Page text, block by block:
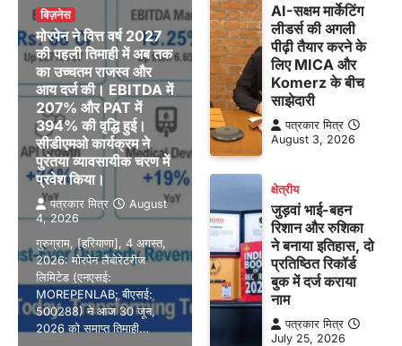
बिज़नेस
मोरपेन ने वित्त वर्ष 2027
की पहली तिमाही में अब तक
का उच्चतम राजस्व और
आय दर्ज की। EBITDA में
207% और PAT में
394% की वृद्धि हुई।
सीडीएमओ कार्यक्रम ने
पुरंतया व्यावसायीक चरण में
प्रवेश किया।
पत्रकार मित्र
August
4, 2026
गुरुग्राम, [हरियाणा], 4 अगस्त,
2026: मोरपेन लैबोरेटरीज
लिमिटेड (एनएसई:
MOREPENLAB; बीएसई:
500288) ने आज 30 जून,
2026 को समाप्त तिमाही…
AI-सक्षम मार्केटिंग
लीडर्स की अगली
पीढ़ी तैयार करने के
लिए MICA और
Komerz के बीच
साझेदारी
पत्रकार मित्र
August 3, 2026
क्षेत्रीय
जुड़वां भाई-बहन
रिशान और रुशिका
ने बनाया इतिहास, दो
प्रतिष्ठित रिकॉर्ड
बुक में दर्ज कराया
नाम
पत्रकार मित्र
July 25, 2026